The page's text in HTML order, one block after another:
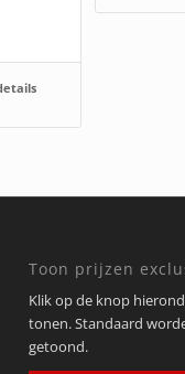
Toon prijzen
Klik op de knop
tonen. Standaard
getoond.